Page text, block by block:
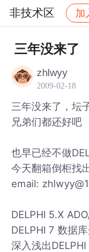
非技术区 加
社区 非技术区
三年没来了
zhlwyy
2009-02-18
三年没来了，坛
兄弟们都还好吧
也早已经不做
今天翻箱倒柜找
email:
DELPHI 5.X
DELPHI 7 数据
深入浅出DELPHI